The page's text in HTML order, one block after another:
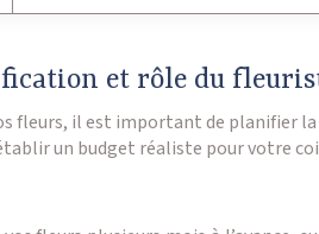
et rôle du
fleurs, il est important de planifier
un budget réaliste pour votre